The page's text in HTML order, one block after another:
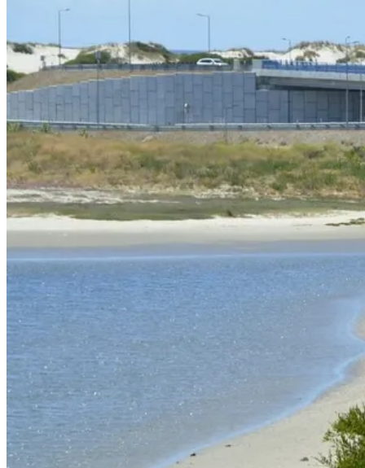
Tours Vinícolas pelo Douro de Bicicleta - Top Bike Tours
7 Dias 4/5